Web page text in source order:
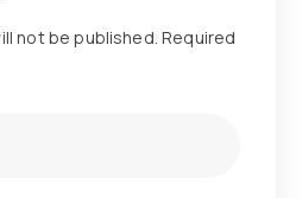
not be published. Required